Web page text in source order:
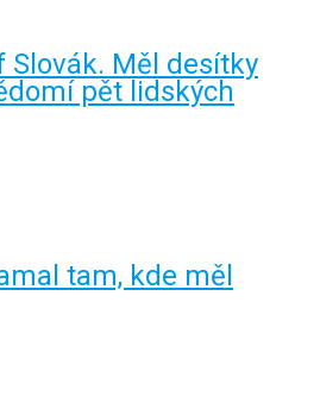
Slovák. Měl desítky
pět lidských
tam, kde měl